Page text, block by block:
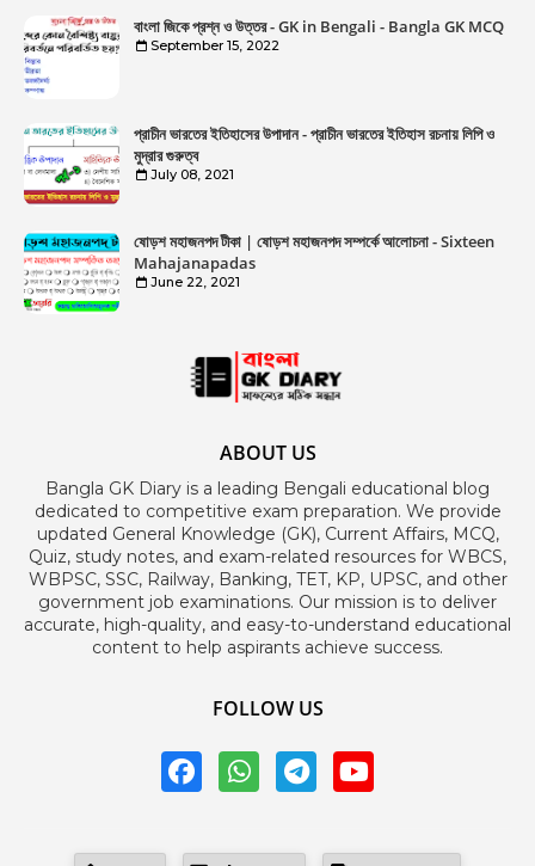
বাংলা জিকে প্রশ্ন ও উত্তর - GK in Bengali - Bangla GK MCQ
September 15, 2022
প্রাচীন ভারতের ইতিহাসের উপাদান - প্রাচীন ভারতের ইতিহাস রচনায় লিপি ও
মুদ্রার গুরুত্ব
July 08, 2021
ষোড়শ মহাজনপদ টীকা | ষোড়শ মহাজনপদ সম্পর্কে আলোচনা - Sixteen
Mahajanapadas
June 22, 2021
ABOUT US
Bangla GK Diary is a leading Bengali educational blog
dedicated to competitive exam preparation. We provide
updated General Knowledge (GK), Current Affairs, MCQ,
Quiz, study notes, and exam-related resources for WBCS,
WBPSC, SSC, Railway, Banking, TET, KP, UPSC, and other
government job examinations. Our mission is to deliver
accurate, high-quality, and easy-to-understand educational
content to help aspirants achieve success.
FOLLOW US